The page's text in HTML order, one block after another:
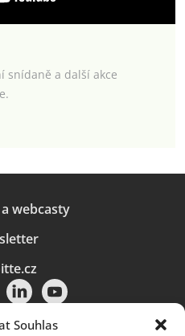
Souhlas
snídaně a další akce
webcasty